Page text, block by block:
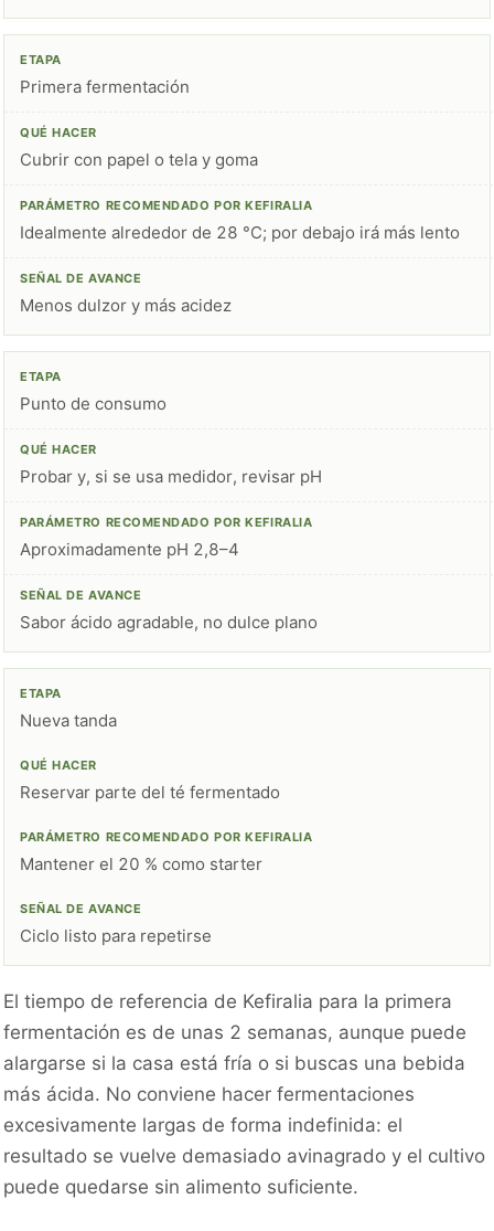
Primera fermentación
Cubrir con papel o tela y goma
Idealmente alrededor de 28 °C; por debajo irá más lento
Menos dulzor y más acidez
Punto de consumo
Probar y, si se usa medidor, revisar pH
Aproximadamente pH 2,8–4
Sabor ácido agradable, no dulce plano
Nueva tanda
Reservar parte del té fermentado
Mantener el 20 % como starter
Ciclo listo para repetirse
El tiempo de referencia de Kefiralia para la primera
fermentación es de unas 2 semanas, aunque puede
alargarse si la casa está fría o si buscas una bebida
más ácida. No conviene hacer fermentaciones
excesivamente largas de forma indefinida: el
resultado se vuelve demasiado avinagrado y el cultivo
puede quedarse sin alimento suficiente.